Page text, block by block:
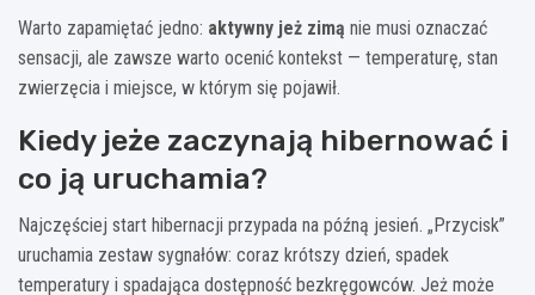
Warto zapamiętać jedno: aktywny jeż zimą nie musi oznaczać
sensacji, ale zawsze warto ocenić kontekst — temperaturę, stan
zwierzęcia i miejsce, w którym się pojawił.
Kiedy jeże zaczynają hibernować i
co ją uruchamia?
Najczęściej start hibernacji przypada na późną jesień. „Przycisk”
uruchamia zestaw sygnałów: coraz krótszy dzień, spadek
temperatury i spadająca dostępność bezkręgowców. Jeż może